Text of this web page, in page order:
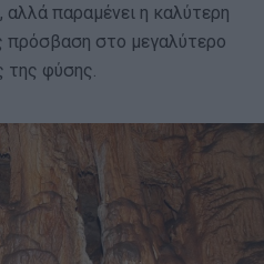
παραμένει η καλύτερη
πρόσβαση στο μεγαλύτερο
της φύσης.